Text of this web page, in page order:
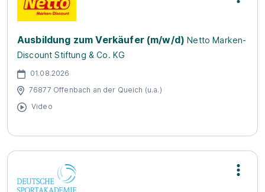
Ausbildung zum Verkäufer (m/w/d) Netto Marken-
Discount Stiftung & Co. KG
01.08.2026
76877 Offenbach an der Queich (u.a.)
Video